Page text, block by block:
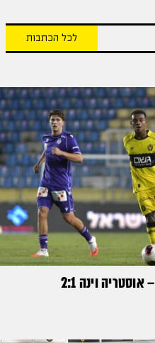
לכל הכתבות
וינה 2:1